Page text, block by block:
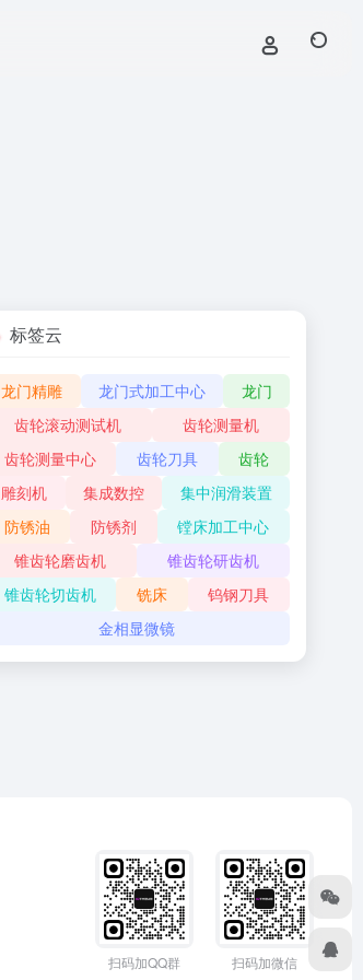
标签云
龙门精雕 龙门式加工中心
龙门
齿轮滚动测试机
齿轮测量机
齿轮测量中心
齿轮刀具
齿轮
雕刻机
集成数控
集中润滑装置
防锈油
防锈剂
镗床加工中心
锥齿轮磨齿机
锥齿轮研齿机
锥齿轮切齿机
铣床
钨钢刀具
金相显微镜
扫码加QQ群 扫码加微信